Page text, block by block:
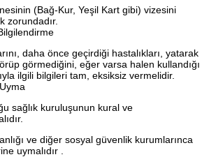
(Bağ-Kur, Yeşil Kart gibi) vizesini
zorundadır.
daha önce geçirdiği hastalıkları, yatarak
görmediğini, eğer varsa halen kullandığı
ilgili bilgileri tam, eksiksiz vermelidir.
sağlık kuruluşunun kural ve
ve diğer sosyal güvenlik kurumlarınca
uymalıdır .